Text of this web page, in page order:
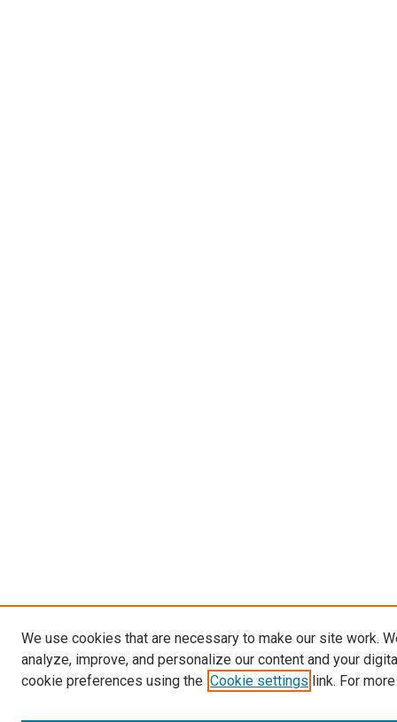
We use cookies that are necessary to make our site work.
analyze, improve, and personalize our content and your
cookie preferences using the Cookie settings link. For